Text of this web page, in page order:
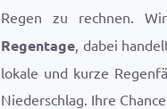
Regen zu rechnen.
Regentage, dabei
lokale und kurze
Niederschlag. Ihre